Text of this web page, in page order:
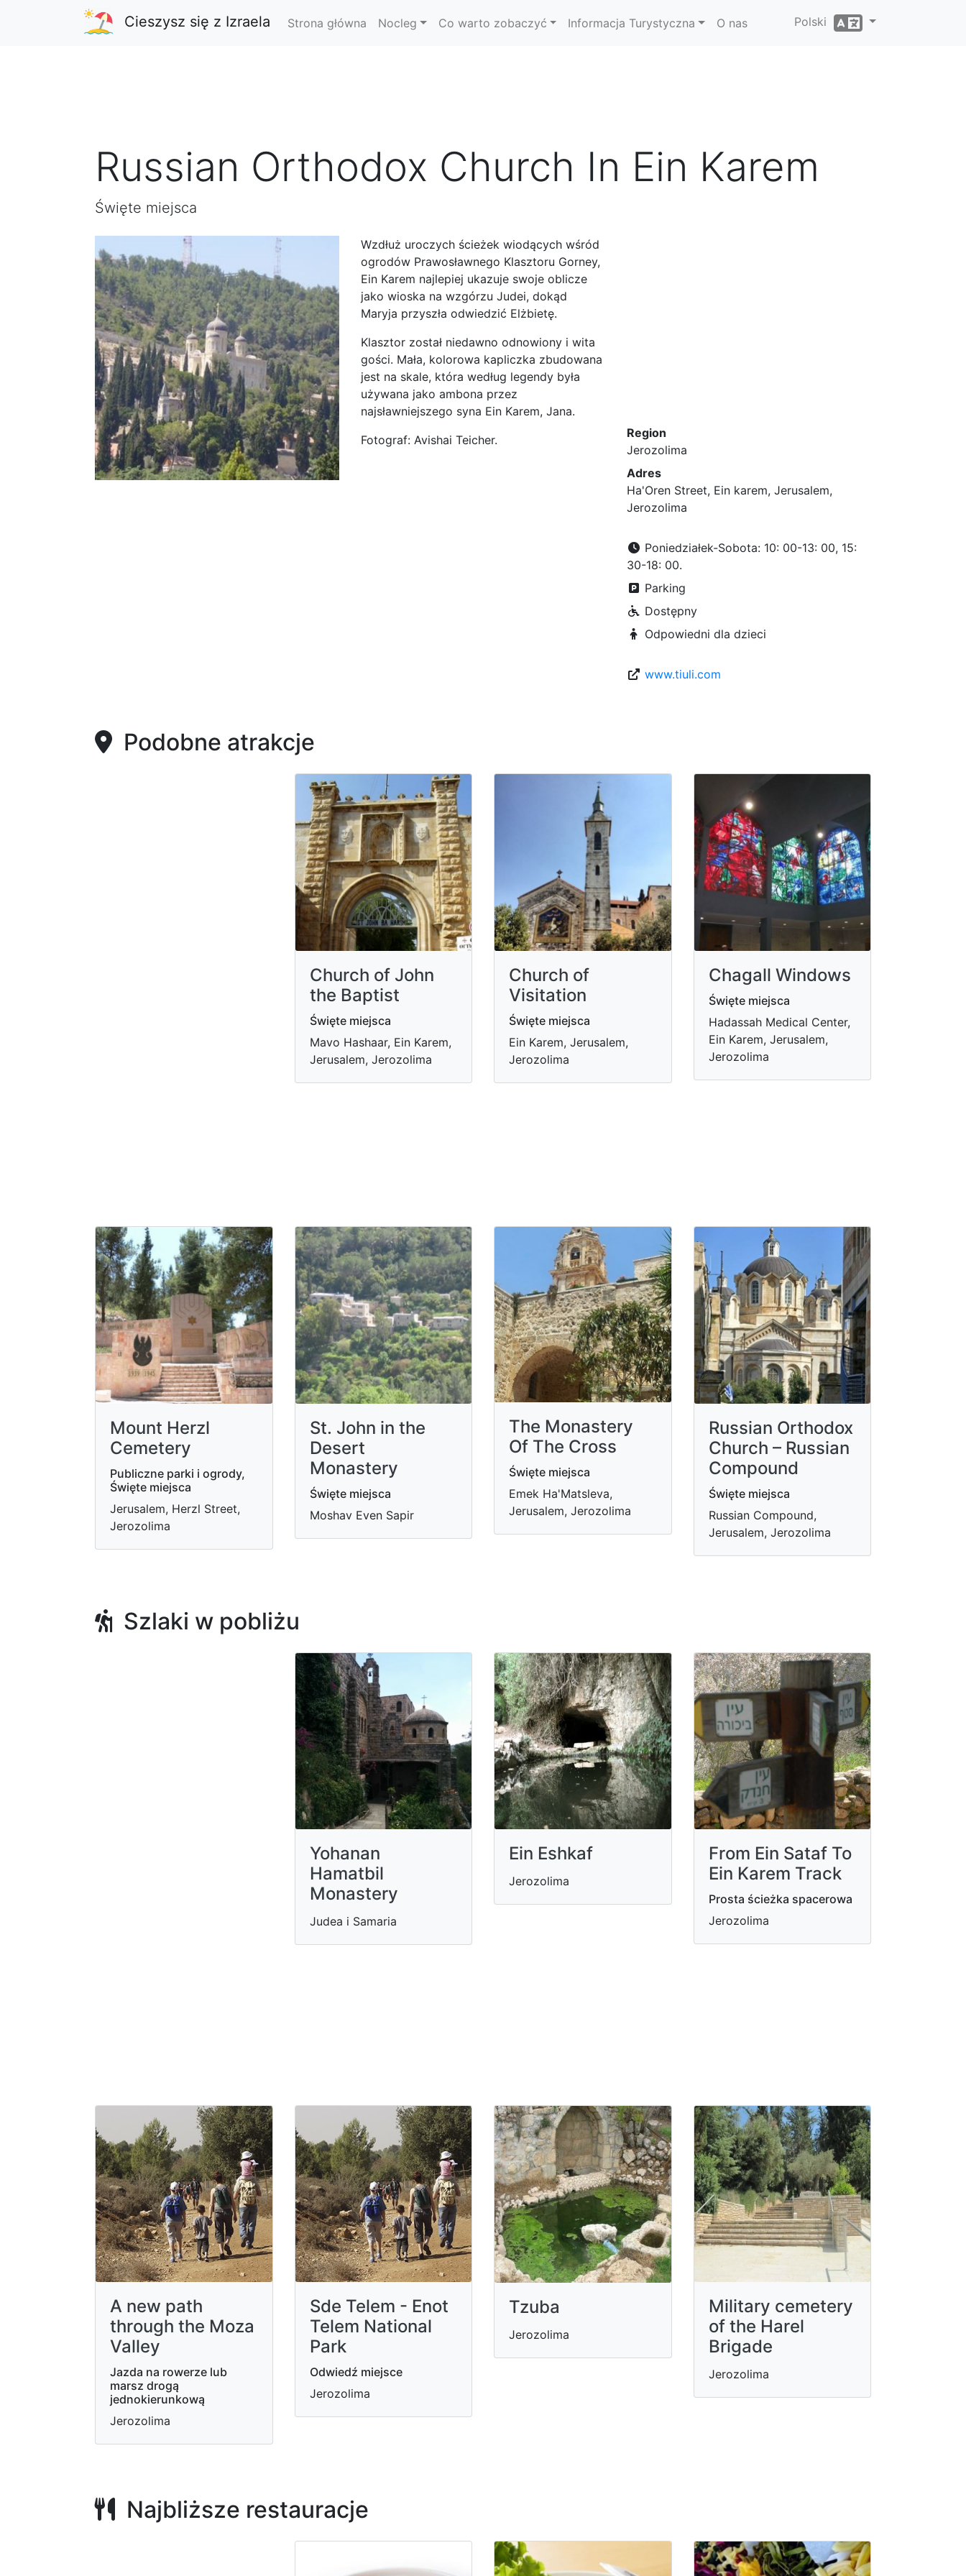
Cieszysz się z Izraela Strona główna Nocleg Co warto zobaczyć Informacja Turystyczna O nas Polski
Russian Orthodox Church In Ein Karem
Święte miejsca
Wzdłuż uroczych ścieżek wiodących wśród
ogrodów Prawosławnego Klasztoru Gorney,
Ein Karem najlepiej ukazuje swoje oblicze
jako wioska na wzgórzu Judei, dokąd
Maryja przyszła odwiedzić Elżbietę.
Klasztor został niedawno odnowiony i wita
gości. Mała, kolorowa kapliczka zbudowana
jest na skale, która według legendy była
używana jako ambona przez
najsławniejszego syna Ein Karem, Jana.
Fotograf: Avishai Teicher.
Region
Jerozolima
Adres
Ha'Oren Street, Ein karem, Jerusalem,
Jerozolima
Poniedziałek-Sobota: 10: 00-13: 00, 15:
30-18: 00.
Parking
Dostępny
Odpowiedni dla dzieci
www.tiuli.com
Podobne atrakcje
Church of John
the Baptist
Święte miejsca
Mavo Hashaar, Ein Karem,
Jerusalem, Jerozolima
Church of
Visitation
Święte miejsca
Ein Karem, Jerusalem,
Jerozolima
Chagall Windows
Święte miejsca
Hadassah Medical Center,
Ein Karem, Jerusalem,
Jerozolima
Mount Herzl
Cemetery
Publiczne parki i ogrody,
Święte miejsca
Jerusalem, Herzl Street,
Jerozolima
St. John in the
Desert
Monastery
Święte miejsca
Moshav Even Sapir
The Monastery
Of The Cross
Święte miejsca
Emek Ha'Matsleva,
Jerusalem, Jerozolima
Russian Orthodox
Church – Russian
Compound
Święte miejsca
Russian Compound,
Jerusalem, Jerozolima
Szlaki w pobliżu
Yohanan
Hamatbil
Monastery
Judea i Samaria
Ein Eshkaf
Jerozolima
From Ein Sataf To
Ein Karem Track
Prosta ścieżka spacerowa
Jerozolima
A new path
through the Moza
Valley
Jazda na rowerze lub
marsz drogą
jednokierunkową
Jerozolima
Sde Telem - Enot
Telem National
Park
Odwiedź miejsce
Jerozolima
Tzuba
Jerozolima
Military cemetery
of the Harel
Brigade
Jerozolima
Najbliższe restauracje